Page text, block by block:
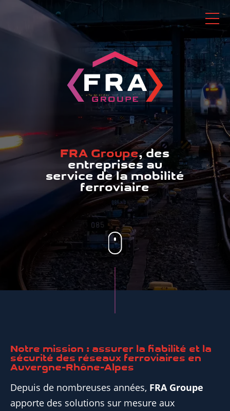
FRA Groupe, des
entreprises au
service de la mobilité
ferroviaire
Notre mission : assurer la fiabilité et la
sécurité des réseaux ferroviaires en
Auvergne-Rhône-Alpes
Depuis de nombreuses années, FRA Groupe
apporte des solutions sur mesure aux
Contact & accès